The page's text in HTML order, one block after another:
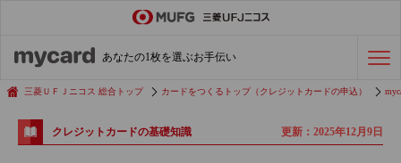
あなたの1枚を選ぶお手伝い
会社経費の支払い 効率化術
三菱ＵＦＪニコス 総合トップ カードをつくるトップ（クレジットカードの申込）
クレジットカードの基礎知識 更新：2025年12月9日